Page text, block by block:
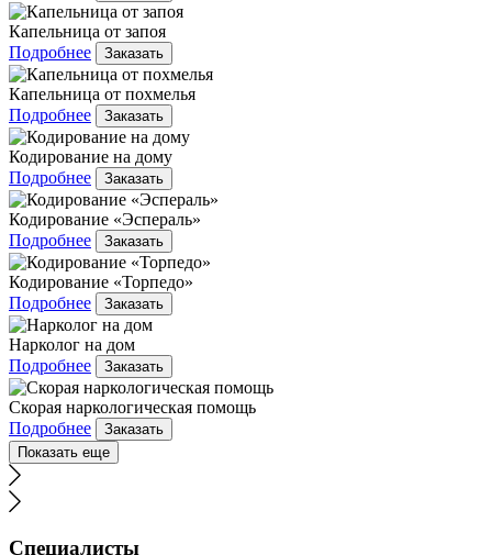
Капельница от запоя
Подробнее
Заказать
Капельница от похмелья
Подробнее
Заказать
Кодирование на дому
Подробнее
Заказать
Кодирование «Эспераль»
Подробнее
Заказать
Кодирование «Торпедо»
Подробнее
Заказать
Нарколог на дом
Подробнее
Заказать
Скорая наркологическая помощь
Подробнее
Заказать
Показать еще
Специалисты